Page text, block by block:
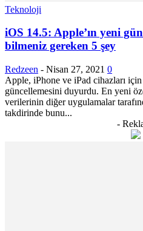
Teknoloji
iOS 14.5: Apple’ın yeni
bilmeniz gereken 5 şey
Redzeen - Nisan 27, 2021 0
Apple, iPhone ve iPad cihazları
güncellemesini duyurdu. En yeni
verilerinin diğer uygulamalar
takdirinde bunu...
-